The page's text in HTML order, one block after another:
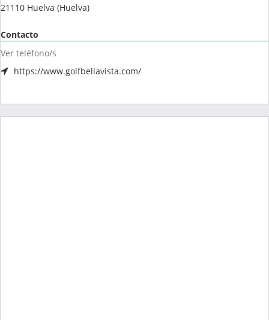
21110 Huelva (Huelva)
Contacto
Ver teléfono/s
https://www.golfbellavista.com/